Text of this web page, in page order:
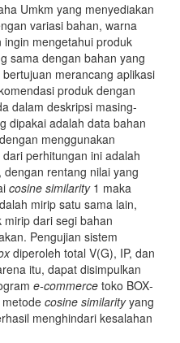
Umkm yang menyediakan
variasi bahan, warna
mengetahui produk
sama dengan bahan yang
merancang aplikasi
produk dengan
dalam deskripsi masing-
dipakai adalah data bahan
menggunakan
dari perhitungan ini adalah
rentang nilai yang
cosine similarity1 maka
mirip satu sama lain,
dari segi bahan
Pengujian sistem
diperoleh total V(G), IP, dan
itu, dapat disimpulkan
e-commerce toko BOX­
cosine similarityyang
menghindari kesalahan